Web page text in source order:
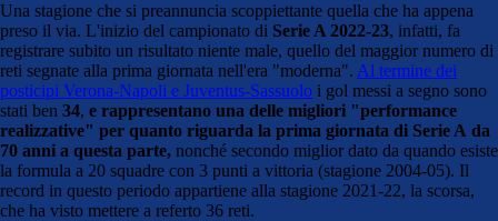
Una stagione che si preannuncia scoppiettante quella che ha appena
preso il via. L'inizio del campionato di Serie A 2022-23, infatti, fa
registrare subito un risultato niente male, quello del maggior numero di
reti segnate alla prima giornata nell'era "moderna". Al termine dei
posticipi Verona-Napoli e Juventus-Sassuolo i gol messi a segno sono
stati ben 34, e rappresentano una delle migliori "performance
realizzative" per quanto riguarda la prima giornata di Serie A da
70 anni a questa parte, nonché secondo miglior dato da quando esiste
la formula a 20 squadre con 3 punti a vittoria (stagione 2004-05). Il
record in questo periodo appartiene alla stagione 2021-22, la scorsa,
che ha visto mettere a referto 36 reti.